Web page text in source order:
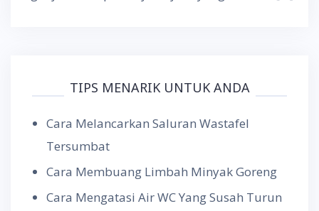
TIPS MENARIK UNTUK ANDA
Cara Melancarkan Saluran Wastafel
Tersumbat
Cara Membuang Limbah Minyak Goreng
Cara Mengatasi Air WC Yang Susah Turun